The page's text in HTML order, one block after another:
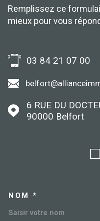
Remplissez ce
mieux pour vous
03 84 21 07 00
6 RUE DU
90000
Belfort
NOM *